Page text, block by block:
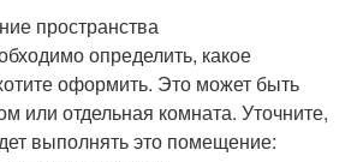
пространства
определить, какое
оформить. Это может быть
или отдельная комната. Уточните,
выполнять это помещение: